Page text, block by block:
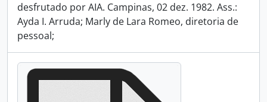
desfrutado por AIA. Campinas, 02 dez. 1982. Ass.:
Ayda I. Arruda; Marly de Lara Romeo, diretoria de
pessoal;